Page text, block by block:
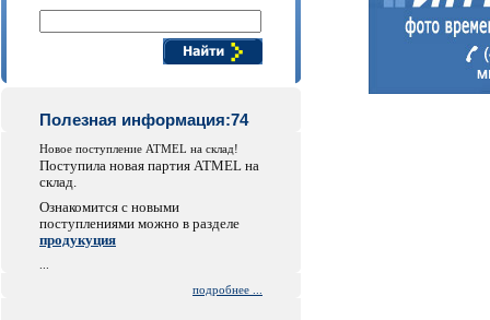
Полезная информация:74
Новое поступление ATMEL на склад!
Поступила новая партия ATMEL на
склад.
Ознакомится с новыми
поступлениями можно в разделе
продукуция
подробнее ...